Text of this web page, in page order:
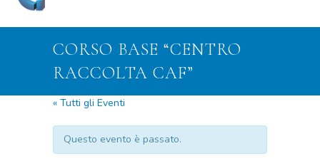
CORSO BASE “CENTRO
RACCOLTA CAF”
« Tutti gli Eventi
Questo evento è passato.